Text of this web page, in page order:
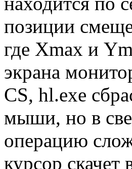
позиции
где Xmax и
экрана
CS, hl.exe
мыши, но в
операцию
курсор